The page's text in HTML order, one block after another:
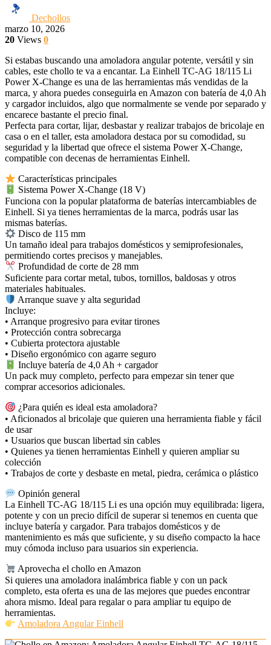
Dechollos
marzo 10, 2026
20 Views 0
Si estabas buscando una amoladora angular potente, versátil y sin
cables, este chollo te va a encantar. La Einhell TC‑AG 18/115 Li
Power X‑Change es una de las herramientas más vendidas de la
marca, y ahora puedes conseguirla en Amazon con batería de 4,0 Ah
y cargador incluidos, algo que normalmente se vende por separado y
encarece bastante el precio final.
Perfecta para cortar, lijar, desbastar y realizar trabajos de bricolaje en
casa o en el taller, esta amoladora destaca por su comodidad, su
seguridad y la libertad que ofrece el sistema Power X‑Change,
compatible con decenas de herramientas Einhell.
Características principales
Sistema Power X‑Change (18 V)
Funciona con la popular plataforma de baterías intercambiables de
Einhell. Si ya tienes herramientas de la marca, podrás usar las
mismas baterías.
Disco de 115 mm
Un tamaño ideal para trabajos domésticos y semiprofesionales,
permitiendo cortes precisos y manejables.
Profundidad de corte de 28 mm
Suficiente para cortar metal, tubos, tornillos, baldosas y otros
materiales habituales.
Arranque suave y alta seguridad
Incluye:
• Arranque progresivo para evitar tirones
• Protección contra sobrecarga
• Cubierta protectora ajustable
• Diseño ergonómico con agarre seguro
Incluye batería de 4,0 Ah + cargador
Un pack muy completo, perfecto para empezar sin tener que
comprar accesorios adicionales.
¿Para quién es ideal esta amoladora?
• Aficionados al bricolaje que quieren una herramienta fiable y fácil
de usar
• Usuarios que buscan libertad sin cables
• Quienes ya tienen herramientas Einhell y quieren ampliar su
colección
• Trabajos de corte y desbaste en metal, piedra, cerámica o plástico
Opinión general
La Einhell TC‑AG 18/115 Li es una opción muy equilibrada: ligera,
potente y con un precio difícil de superar si tenemos en cuenta que
incluye batería y cargador. Para trabajos domésticos y de
mantenimiento es más que suficiente, y su diseño compacto la hace
muy cómoda incluso para usuarios sin experiencia.
Aprovecha el chollo en Amazon
Si quieres una amoladora inalámbrica fiable y con un pack
completo, esta oferta es una de las mejores que puedes encontrar
ahora mismo. Ideal para regalar o para ampliar tu equipo de
herramientas.
Amoladora Angular Einhell